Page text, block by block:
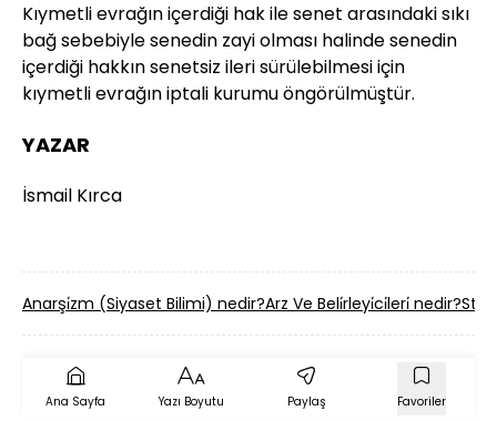
Kıymetli evrağın içerdiği hak ile senet arasındaki sıkı
bağ sebebiyle senedin zayi olması halinde senedin
içerdiği hakkın senetsiz ileri sürülebilmesi için
kıymetli evrağın iptali kurumu öngörülmüştür.
YAZAR
İsmail Kırca
Anarşi̇zm (Siyaset Bilimi) nedir?Arz Ve Beli̇rleyi̇ci̇leri̇ nedir?
Ana Sayfa Yazı Boyutu Paylaş Favoriler